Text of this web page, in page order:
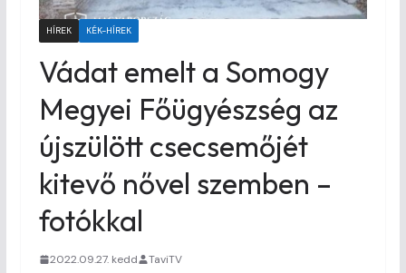
HÍREK KÉK-HÍREK
Vádat emelt a Somogy
Megyei Főügyészség az
újszülött csecsemőjét
kitevő nővel szemben –
fotókkal
2022.09.27. kedd TaviTV